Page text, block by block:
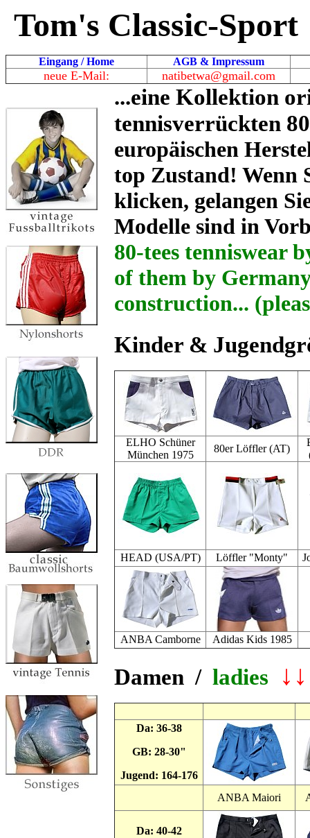
Tom's Classic-Sport
Eingang / Home AGB & Impressum
neue E-Mail: natibetwa@gmail.com
...eine Kollektion
tennisverrückten
europäischen
top Zustand! Wenn
klicken, gelangen
Modelle sind in
80-tees tenniswear
of them by
construction...
Kinder &
ELHO Schüner
München 1975
80er Löffler (AT)
HEAD (USA/PT) Löffler "Monty"
ANBA Camborne Adidas Kids 1985
Damen / ladies
Da: 36-38
GB: 28-30"
Jugend: 164-176
ANBA Maiori
Da: 40-42